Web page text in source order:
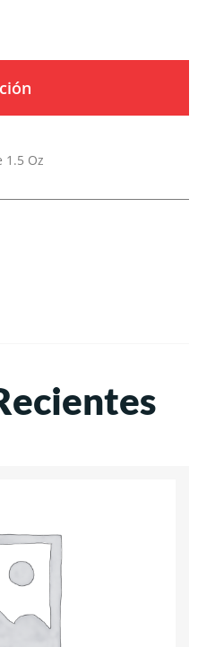
1.5 Oz